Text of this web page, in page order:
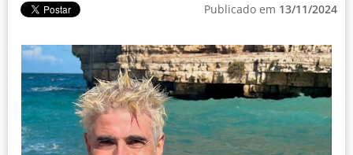
Publicado em 13/11/2024